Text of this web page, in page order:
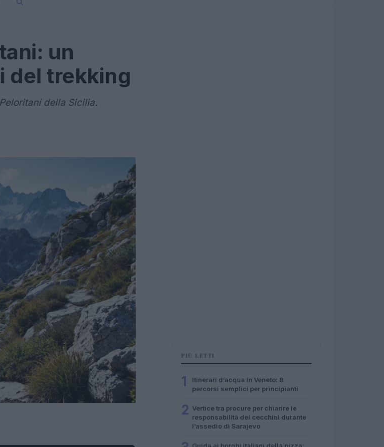
un
del trekking
della Sicilia.
PIÙ LETTI
1
Itinerari d’acqua in Veneto: 8
percorsi semplici per principianti
2 Vertice tra procure per chiarire le
responsabilità dei cecchini durante
l’assedio di Sarajevo